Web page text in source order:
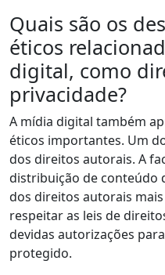
Quais são os
éticos
digital, como
privacidade?
A mídia digital também
éticos importantes. Um
dos direitos autorais. A
distribuição de conteúdo
dos direitos autorais
respeitar as leis de
devidas autorizações
protegido.